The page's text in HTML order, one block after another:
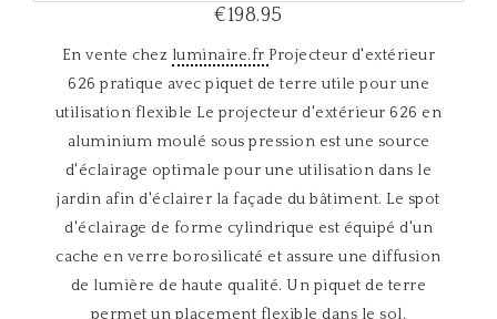
€198.95
En vente chez luminaire.fr Projecteur d'extérieur
626 pratique avec piquet de terre utile pour une
utilisation flexible Le projecteur d'extérieur 626 en
aluminium moulé sous pression est une source
d'éclairage optimale pour une utilisation dans le
jardin afin d'éclairer la façade du bâtiment. Le spot
d'éclairage de forme cylindrique est équipé d'un
cache en verre borosilicaté et assure une diffusion
de lumière de haute qualité. Un piquet de terre
permet un placement flexible dans le sol.